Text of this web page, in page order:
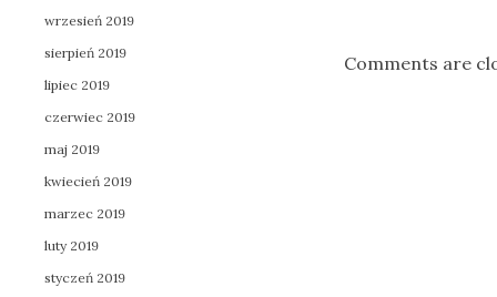
Comments are
wrzesień 2019
sierpień 2019
lipiec 2019
czerwiec 2019
maj 2019
kwiecień 2019
marzec 2019
luty 2019
styczeń 2019